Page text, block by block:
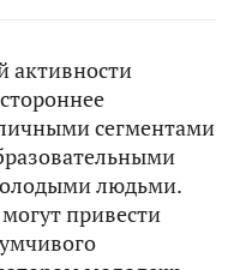
активности
сегментами
людьми.
привести